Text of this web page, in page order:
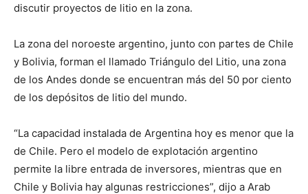
discutir proyectos de litio en la zona.
La zona del noroeste argentino, junto con partes de Chile
y Bolivia, forman el llamado Triángulo del Litio, una zona
de los Andes donde se encuentran más del 50 por ciento
de los depósitos de litio del mundo.
“La capacidad instalada de Argentina hoy es menor que la
de Chile. Pero el modelo de explotación argentino
permite la libre entrada de inversores, mientras que en
Chile y Bolivia hay algunas restricciones”, dijo a Arab